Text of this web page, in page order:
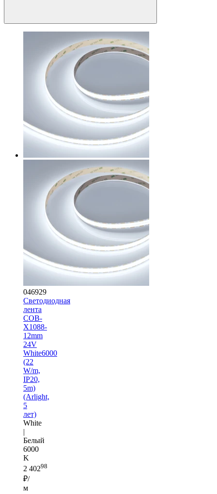
046929
Светодиодная
лента
COB-
X1088-
12mm
24V
White6000
(22
W/m,
IP20,
5m)
(Arlight,
5
лет)
White
|
Белый
6000
K
2 40298
₽/
м